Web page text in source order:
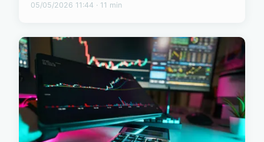
05/05/2026 11:44 · 11 min